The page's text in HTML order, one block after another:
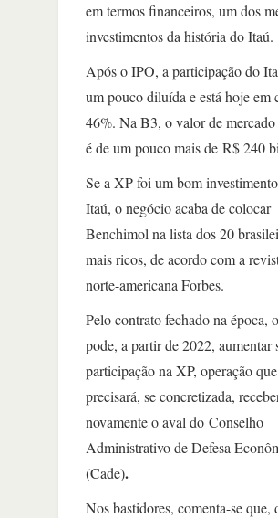
em termos financeiros, um dos
investimentos da história do Itaú.
Após o IPO, a participação do
um pouco diluída e está hoje em
46%. Na B3, o valor de
é de um pouco mais de R$ 240
Se a XP foi um bom
Itaú, o negócio acaba de colocar
Benchimol na lista dos 20
mais ricos, de acordo com a
norte-americana Forbes.
Pelo contrato fechado na época,
pode, a partir de 2022, aumentar
participação na XP, operação que
precisará, se concretizada,
novamente o aval do Conselho
Administrativo de Defesa
(Cade).
Nos bastidores, comenta-se que,